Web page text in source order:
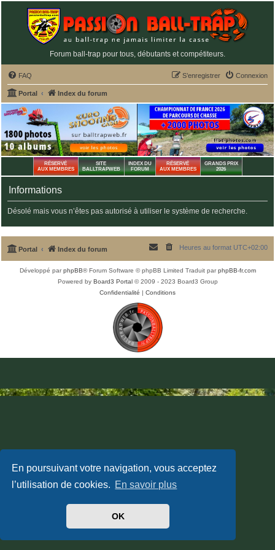
En poursuivant votre navigation, vous acceptez
l’utilisation de cookies. En savoir plus
OK
Forum ball-trap pour tous, débutants et compétiteurs.
FAQ Connexion
S’enregistrer
Portal Index du forum
RÉSERVÉ
AUX MEMBRES
SITE
BALLTRAPWEB
INDEX DU
FORUM
RÉSERVÉ
AUX MEMBRES
GRANDS PRIX
2026
Informations
Désolé mais vous n’êtes pas autorisé à utiliser le système de recherche.
Portal Index du forum Heures au format UTC+02:00
Développé parphpBB® Forum Software © phpBB Limited Traduit parphpBB-fr.com
Powered by Board3 Portal© 2009 - 2023 Board3 Group
Confidentialité | Conditions